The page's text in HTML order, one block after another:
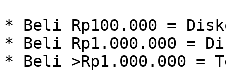
* Beli Rp100.000 =
* Beli Rp1.000.000 =
* Beli >Rp1.000.000 =